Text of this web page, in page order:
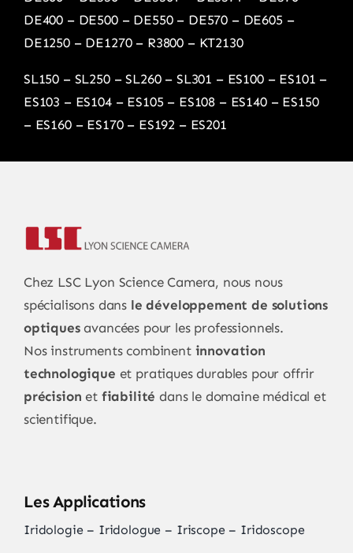
DE400 – DE500– DE550– DE570 – DE605–
DE1250– DE1270– R3800 – KT2130
SL150 – SL250–SL260– SL301 – ES100– ES101 –
ES103 – ES104– ES105– ES108 – ES140– ES150
– ES160– ES170– ES192 – ES201
Chez LSC Lyon Science Camera, nous nous
spécialisons dans le développement de solutions
optiquesavancées pour les professionnels.
Nos instruments combinent innovation
technologique et pratiques durables pour offrir
précision et fiabilité dans le domaine médical et
scientifique.
Les Applications
Iridologie – Iridologue – Iriscope – Iridoscope